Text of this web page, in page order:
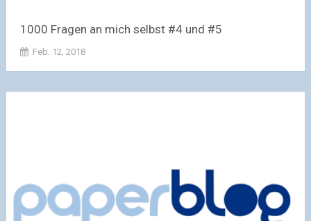
1000 Fragen an mich selbst #4 und #5
Feb. 12, 2018